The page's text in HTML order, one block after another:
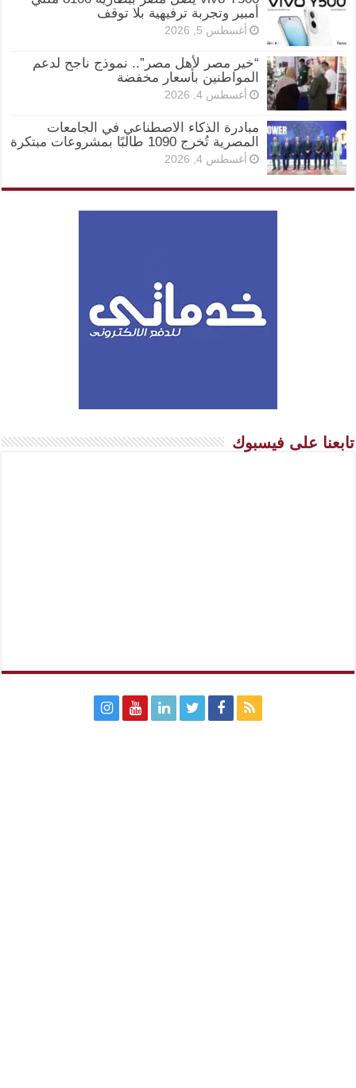
أمبير وتجربة ترفيهية بلا توقف
أغسطس 5, 2026
“خير مصر لأهل مصر”.. نموذج ناجح لدعم
المواطنين بأسعار مخفضة
أغسطس 4, 2026
مبادرة الذكاء الاصطناعي في الجامعات
المصرية تُخرج 1090 طالبًا بمشروعات مبتكرة
أغسطس 4, 2026
تابعنا على فيسبوك